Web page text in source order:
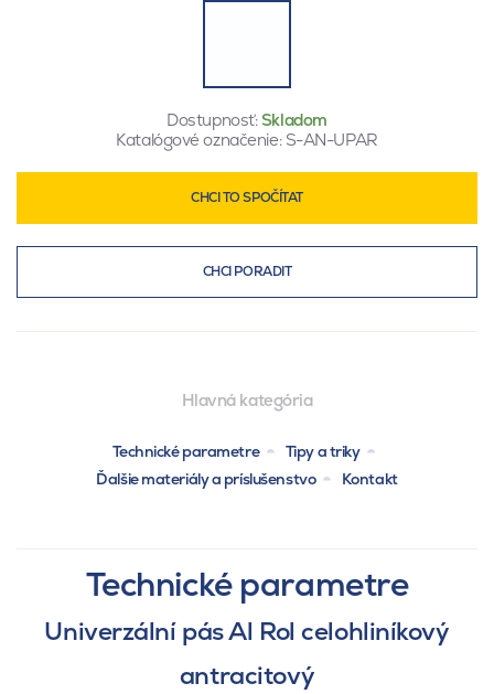
Dostupnosť:Skladom
Katalógové označenie: S-AN-UPAR
CHCI TO SPOČÍTAT
CHCI PORADIT
Hlavná kategória
Technické parametre
Tipy a triky
Ďalšie materiály a príslušenstvo
Kontakt
Technické parametre
Univerzální pás Al Rol celohliníkový
antracitový